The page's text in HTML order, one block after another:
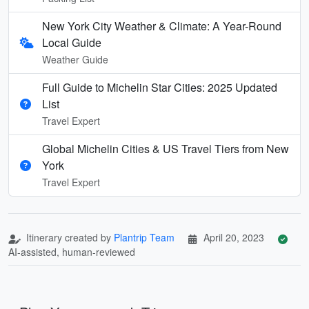
New York City Weather & Climate: A Year-Round
Local Guide
Weather Guide
Full Guide to Michelin Star Cities: 2025 Updated
List
Travel Expert
Global Michelin Cities & US Travel Tiers from New
York
Travel Expert
Itinerary created by Plantrip Team
April 20, 2023
AI-assisted, human-reviewed